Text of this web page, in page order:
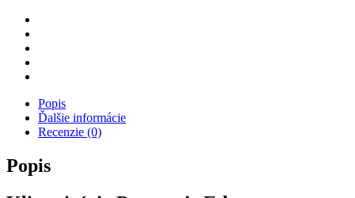
Popis
Ďalšie informácie
Recenzie (0)
Popis